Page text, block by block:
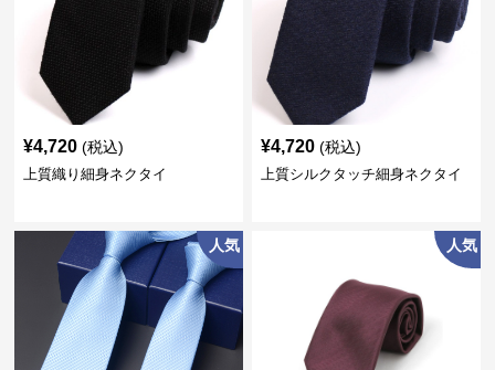
¥4,720 (税込)
上質織り細身ネクタイ
¥4,720 (税込)
上質シルクタッチ細身ネクタイ
人気 人気